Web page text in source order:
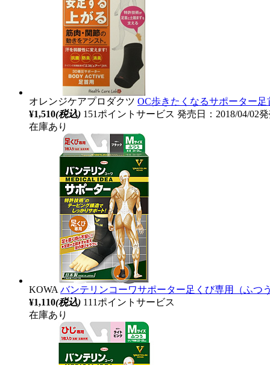
オレンジケアプロダクツ OC歩きたくなるサポーター足
¥1,510(税込) 151ポイントサービス 発売日：2018/04/02
在庫あり
KOWA バンテリンコーワサポーター足くび専用（ふつ
¥1,110(税込) 111ポイントサービス
在庫あり